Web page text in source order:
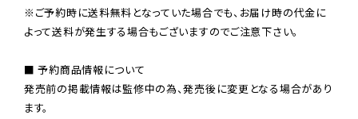
※ご予約時に送料無料となっていた場合でも、お届け時の代金に
よって送料が発生する場合もございますのでご注意下さい。
■ 予約商品情報について
発売前の掲載情報は監修中の為、発売後に変更となる場合があり
ます。